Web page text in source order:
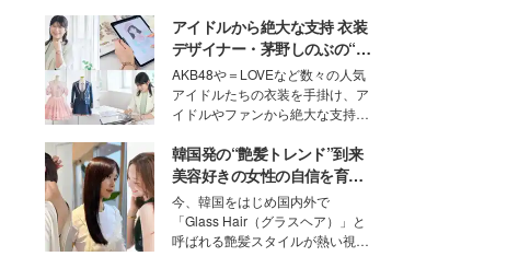
ニオン好き”という共通点を持つモ
デルの宮城舞と島村雄大の特別対
談をお届け！それぞれの視点か
ら、今作ならではの魅力や予想外
の感動をもたらす奥深いストーリ
ーについて熱く語り合ってもらっ
た。
アイドルから絶大な支持 衣装
デザイナー・茅野しのぶの“可
愛い”を作る美学＜「シチズン
クロスシー」インタビュー＞
AKB48や＝LOVEなど数々の人気
アイドルたちの衣装を手掛け、ア
イドルやファンから絶大な支持を
取締役兼クリエイティブディレク
ター・茅野しのぶ。一人ひとりの
個性に寄り添い、魅力を引き出す
衣装作りは、多くの女性たちに勇
気と自信を与え続けている。
韓国発の“艶髪トレンド”到来
美容好きの女性の自信を育む
「ヘアケア事情」って？
今、韓国をはじめ国内外で
「Glass Hair（グラスヘア）」と
呼ばれる艶髪スタイルが熱い視線